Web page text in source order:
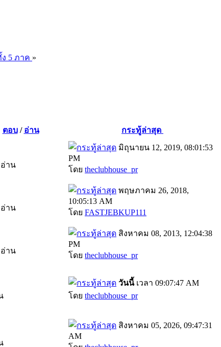
5 ภาค »
ตอบ/ อ่าน
กระทู้ล่าสุด
อ่าน
มิถุนายน 12, 2019, 08:01:53
PM
โดย theclubhouse_pr
อ่าน
พฤษภาคม 26, 2018,
10:05:13 AM
โดย FASTJEBKUP111
อ่าน
สิงหาคม 08, 2013, 12:04:38
PM
โดย theclubhouse_pr
วันนี้เวลา 09:07:47 AM
โดย theclubhouse_pr
สิงหาคม 05, 2026, 09:47:31
AM